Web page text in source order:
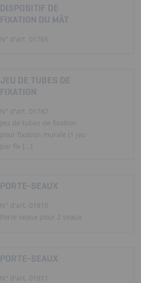
DISPOSITIF DE
FIXATION DU MÂT
N° d'art. 01765
JEU DE TUBES DE
FIXATION
N° d'art. 01787
Jeu de tubes de fixation
pour fixation murale (1 jeu
par fix [...]
PORTE-SEAUX
N° d'art. 01810
Porte seaux pour 2 seaux
PORTE-SEAUX
N° d'art. 01811